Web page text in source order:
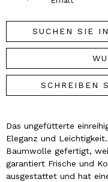
SUCHEN SIE
SCHREIBEN
Das ungefütterte
Eleganz und
Baumwolle gefertigt,
garantiert Frische und
ausgestattet und hat